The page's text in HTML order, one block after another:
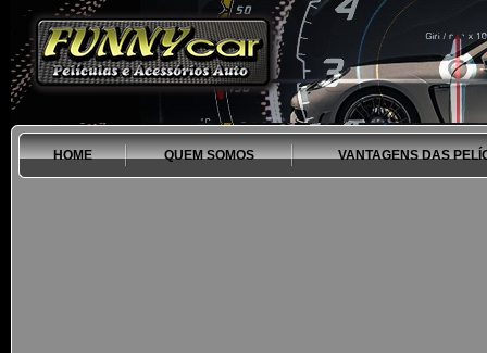
HOME QUEM SOMOS VANTAGENS DAS